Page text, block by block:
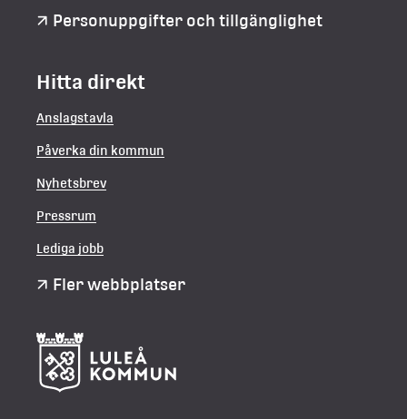
Personuppgifter och tillgänglighet
Hitta direkt
Anslagstavla
Påverka din kommun
Nyhetsbrev
Pressrum
Lediga jobb
Fler webbplatser